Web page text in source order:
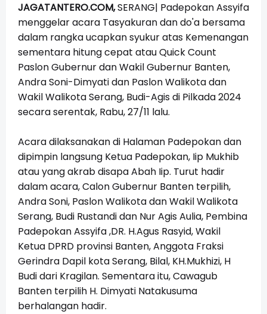
JAGATANTERO.COM,SERANG| Padepokan Assyifa
menggelar acara Tasyakuran dan do'a bersama
dalam rangka ucapkan syukur atas Kemenangan
sementara hitung cepat atau Quick Count
Paslon Gubernur dan Wakil Gubernur Banten,
Andra Soni-Dimyati dan Paslon Walikota dan
Wakil Walikota Serang, Budi-Agis di Pilkada 2024
secara serentak, Rabu, 27/11 lalu.
Acara dilaksanakan di Halaman Padepokan dan
dipimpin langsung Ketua Padepokan, Iip Mukhib
atau yang akrab disapa Abah Iip. Turut hadir
dalam acara, Calon Gubernur Banten terpilih,
Andra Soni, Paslon Walikota dan Wakil Walikota
Serang, Budi Rustandi dan Nur Agis Aulia, Pembina
Padepokan Assyifa ,DR. H.Agus Rasyid, Wakil
Ketua DPRD provinsi Banten, Anggota Fraksi
Gerindra Dapil kota Serang, Bilal, KH.Mukhizi, H
Budi dari Kragilan. Sementara itu, Cawagub
Banten terpilih H. Dimyati Natakusuma
berhalangan hadir.